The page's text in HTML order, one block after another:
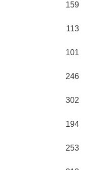
159
113
101
246
302
194
253